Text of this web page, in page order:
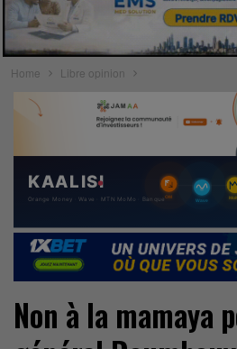
Home Libre opinion
Non à la mamaya